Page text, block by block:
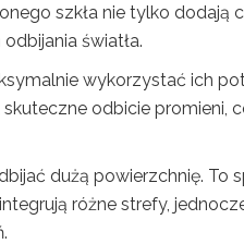
szkła nie tylko dodają
światła.
wykorzystać ich
odbicie promieni,
dużą powierzchnię. To
różne strefy,